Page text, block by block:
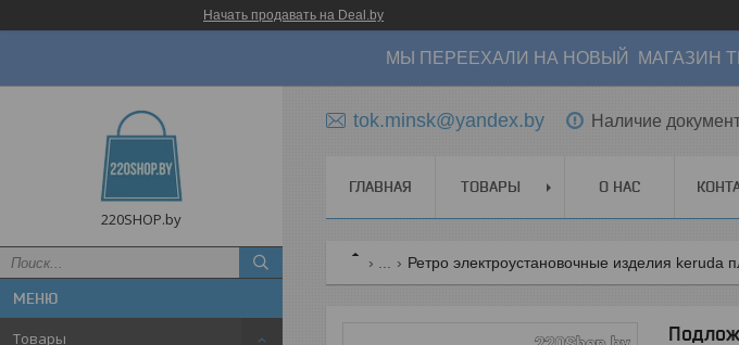
Начать продавать на Deal.by
МЫ ПЕРЕЕХАЛИ НА НОВЫЙ МАГАЗИН ТЦ
220SHOP.by
Товары
tok.minsk@yandex.by Наличие
ГЛАВНАЯ ТОВАРЫ О НАС
Ретро электроустановочные изделия keruda